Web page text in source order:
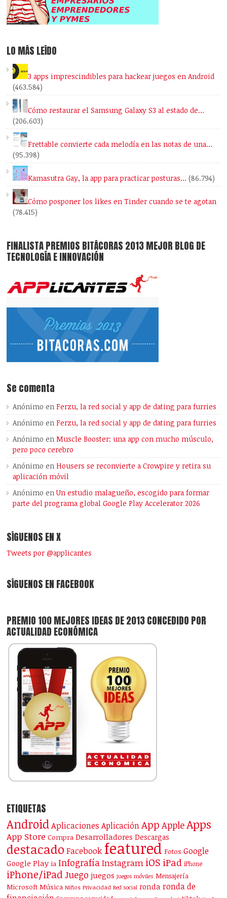
LO MÁS LEÍDO
3 apps imprescindibles para hackear juegos en Android
(463.584)
Cómo restaurar el Samsung Galaxy S3 al estado de…
(206.603)
Frettable convierte cada melodía en las notas de una…
(95.398)
Kamasutra Gay, la app para practicar posturas… (86.794)
Cómo posponer los likes en Tinder cuando se te agotan
(78.415)
FINALISTA PREMIOS BITÁCORAS 2013 MEJOR BLOG DE
TECNOLOGÍA E INNOVACIÓN
Se comenta
Anónimo enFerzu, la red social y app de dating para furries
Anónimo enFerzu, la red social y app de dating para furries
Anónimo enMuscle Booster: una app con mucho músculo,
pero poco cerebro
Anónimo enHousers se reconvierte a Crowpire y retira su
aplicación móvil
Anónimo enUn estudio malagueño, escogido para formar
parte del programa global Google Play Accelerator 2026
SÍGUENOS EN X
Tweets por @applicantes
SÍGUENOS EN FACEBOOK
PREMIO 100 MEJORES IDEAS DE 2013 CONCEDIDO POR
ACTUALIDAD ECONÓMICA
ETIQUETAS
Android Aplicaciones Aplicación App AppleApps
App Store Compra Desarrolladores Descargas
destacado Facebook featured Fotos Google
Google Play ia InfografíaInstagram iOS iPad iPhone
iPhone/iPad Juego juegos juegos móviles Mensajería
Microsoft Música Niños Privacidad Red social ronda ronda de